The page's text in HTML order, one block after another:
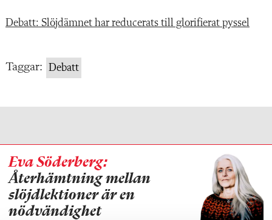
Debatt: Slöjdämnet har reducerats till glorifierat pyssel
Taggar: Debatt
Eva Söderberg:
Återhämtning mellan
slöjdlektioner är en
nödvändighet